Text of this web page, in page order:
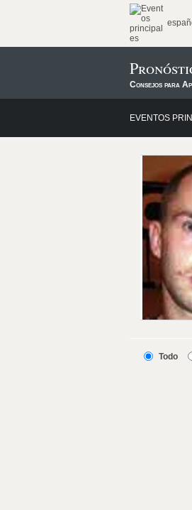
Consejos para
EVENTOS
Todo